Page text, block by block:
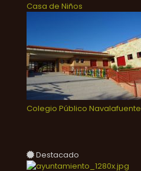
Casa de Niños
Colegio Público Navalafuente
Destacado